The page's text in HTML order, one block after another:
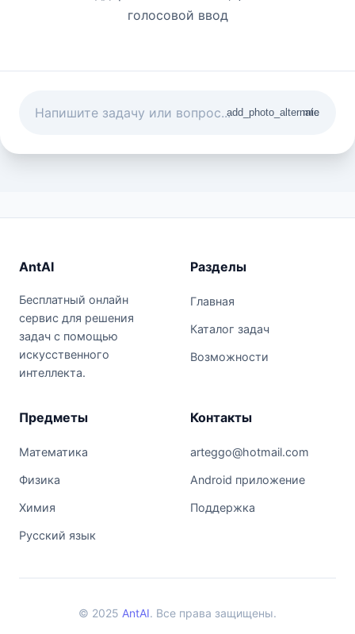
голосовой ввод
add_photo_alternate
mic
AntAI
Бесплатный онлайн
сервис для решения
задач с помощью
искусственного
интеллекта.
Разделы
Главная
Каталог задач
Возможности
Предметы
Математика
Физика
Химия
Русский язык
Контакты
arteggo@hotmail.com
Android приложение
Поддержка
© 2025 AntAI. Все права защищены.